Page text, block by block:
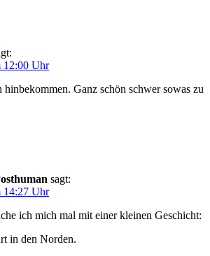
12:00 Uhr
hinbekommen. Ganz schön schwer sowas zu
sagt:
14:27 Uhr
ich mich mal mit einer kleinen Geschicht:
in den Norden.